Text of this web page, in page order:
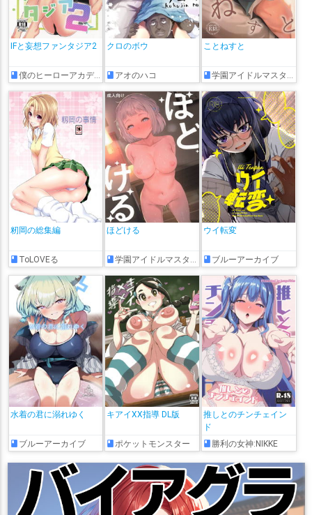
IFと妄想ファンタジア2
僕のヒーローアカデミア
クロのボウ
アオのハコ
ことねすと
学園アイドルマスター
籾岡の総集編
ToLOVEる
ほどける
学園アイドルマスター
ウイ転変
ブルーアーカイブ
水着の君に溺れゆく
ブルーアーカイブ
キアイXX指導 DL版
ポケットモンスター
推しとのチンチェイン
ド
勝利の女神:NIKKE